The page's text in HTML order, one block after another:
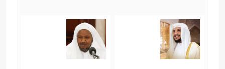
الظالمين بعذابها.
﴿وُجُوهࣱ یَوۡمَىِٕذٍ خَـٰشِعَةٌ﴾
أي: خائفة ذليلة،